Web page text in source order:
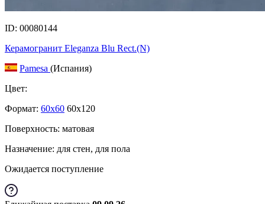
ID: 00080144
Керамогранит Eleganza Blu Rect.(N)
Pamesa (Испания)
Цвет:
Формат: 60x60 60x120
Поверхность: матовая
Назначение: для стен, для пола
Ожидается поступление